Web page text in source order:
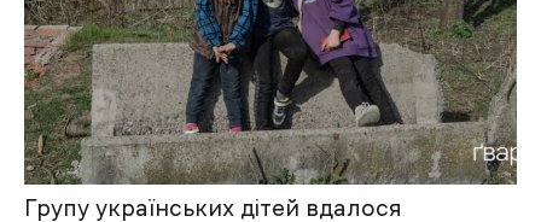
Групу українських дітей вдалося